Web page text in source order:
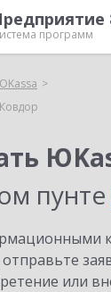
программ
пунте
или